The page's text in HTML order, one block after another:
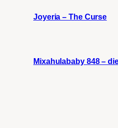
Joyeria – The Curse
Mixahulababy 848 –